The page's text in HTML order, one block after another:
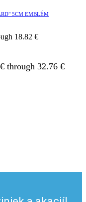
5CM EMBLÉM
18.82 €
through 32.76 €